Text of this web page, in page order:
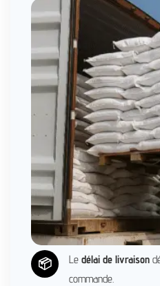
📦 Le délai de livraison
commande.